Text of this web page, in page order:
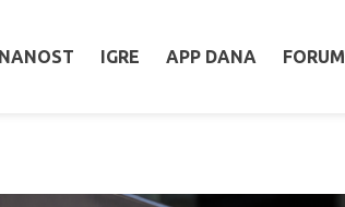
IGRE APP DANA FORUM